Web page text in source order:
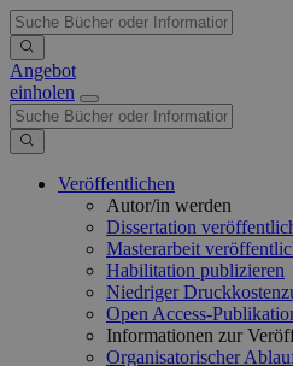
Angebot
einholen
Veröffentlichen
Autor/in werden
Dissertation
Masterarbeit
Habilitation publizieren
Niedriger
Open Access-
Informationen zur
Organisatorischer